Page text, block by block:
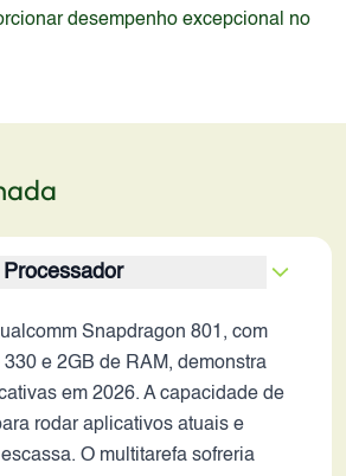
desempenho excepcional no
Snapdragon 801, com
e 2GB de RAM, demonstra
em 2026. A capacidade de
rodar aplicativos atuais e
O multitarefa sofreria